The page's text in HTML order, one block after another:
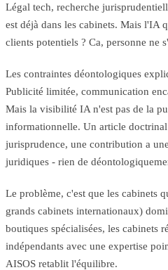
Légal tech, recherche
est déjà dans les cabinets. Mais l'IA
clients potentiels ? Ca, personne ne
Les contraintes déontologiques
Publicité limitée, communication
Mais la visibilité IA n'est pas de la
informationnelle. Un article
jurisprudence, une contribution a
juridiques - rien de
Le problème, c'est que les cabinets
grands cabinets internationaux)
boutiques spécialisées, les cabinets
indépendants avec une expertise
AISOS retablit l'équilibre.